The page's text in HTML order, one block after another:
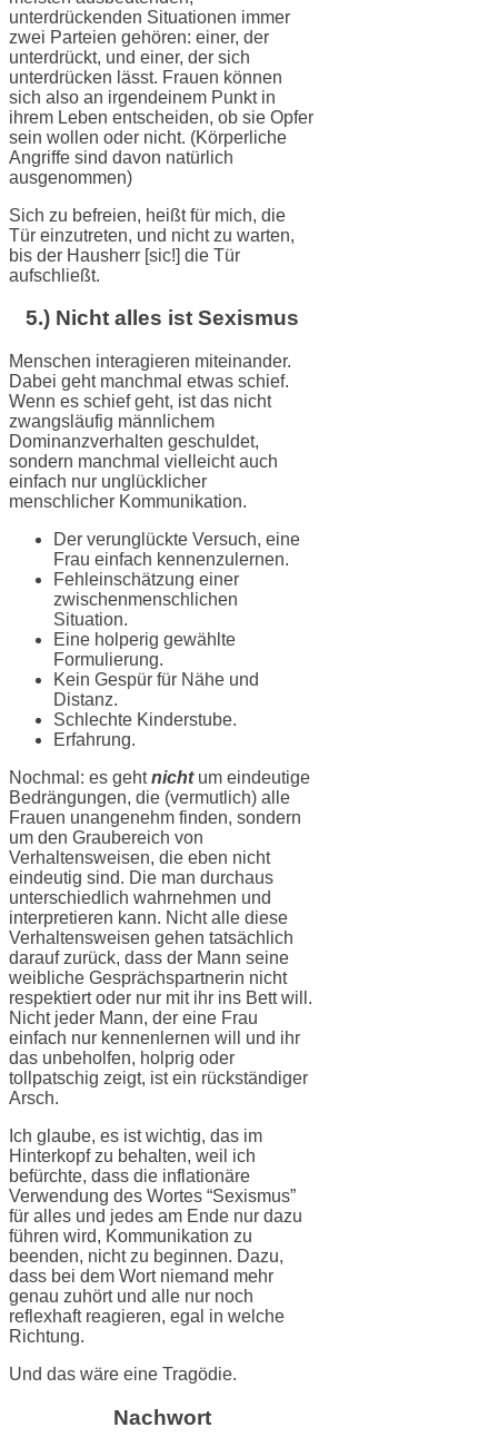
unterdrückenden Situationen immer
zwei Parteien gehören: einer, der
unterdrückt, und einer, der sich
unterdrücken lässt. Frauen können
sich also an irgendeinem Punkt in
ihrem Leben entscheiden, ob sie Opfer
sein wollen oder nicht. (Körperliche
Angriffe sind davon natürlich
ausgenommen)
Sich zu befreien, heißt für mich, die
Tür einzutreten, und nicht zu warten,
bis der Hausherr [sic!] die Tür
aufschließt.
5.) Nicht alles ist Sexismus
Menschen interagieren miteinander.
Dabei geht manchmal etwas schief.
Wenn es schief geht, ist das nicht
zwangsläufig männlichem
Dominanzverhalten geschuldet,
sondern manchmal vielleicht auch
einfach nur unglücklicher
menschlicher Kommunikation.
Der verunglückte Versuch, eine
Frau einfach kennenzulernen.
Fehleinschätzung einer
zwischenmenschlichen
Situation.
Eine holperig gewählte
Formulierung.
Kein Gespür für Nähe und
Distanz.
Schlechte Kinderstube.
Erfahrung.
Nochmal: es gehtnichtum eindeutige
Bedrängungen, die (vermutlich) alle
Frauen unangenehm finden, sondern
um den Graubereich von
Verhaltensweisen, die eben nicht
eindeutig sind. Die man durchaus
unterschiedlich wahrnehmen und
interpretieren kann. Nicht alle diese
Verhaltensweisen gehen tatsächlich
darauf zurück, dass der Mann seine
weibliche Gesprächspartnerin nicht
respektiert oder nur mit ihr ins Bett will.
Nicht jeder Mann, der eine Frau
einfach nur kennenlernen will und ihr
das unbeholfen, holprig oder
tollpatschig zeigt, ist ein rückständiger
Arsch.
Ich glaube, es ist wichtig, das im
Hinterkopf zu behalten, weil ich
befürchte, dass die inflationäre
Verwendung des Wortes “Sexismus”
für alles und jedes am Ende nur dazu
führen wird, Kommunikation zu
beenden, nicht zu beginnen. Dazu,
dass bei dem Wort niemand mehr
genau zuhört und alle nur noch
reflexhaft reagieren, egal in welche
Richtung.
Und das wäre eine Tragödie.
Nachwort